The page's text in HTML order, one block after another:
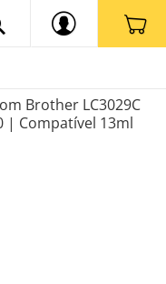
Brother LC3029C
| Compatível 13ml